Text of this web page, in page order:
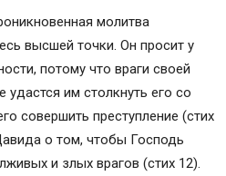
молитва
высшей точки. Он просит у
потому что враги своей
им столкнуть его со
совершить преступление (стих
о том, чтобы Господь
и злых врагов (стих 12).